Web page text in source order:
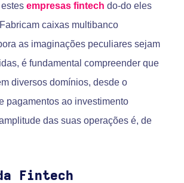
empresas fintech do-do eles
caixas multibanco
as imaginações peculiares sejam
é fundamental compreender que
diversos domínios, desde o
pagamentos ao investimento
das suas operações é, de
Fintech